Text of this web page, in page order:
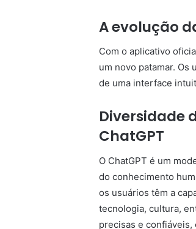
A evolução
Com o aplicativo
um novo patamar.
de uma interface
Diversidade
ChatGPT
O ChatGPT é um
do conhecimento
os usuários têm a
tecnologia, cultura,
precisas e